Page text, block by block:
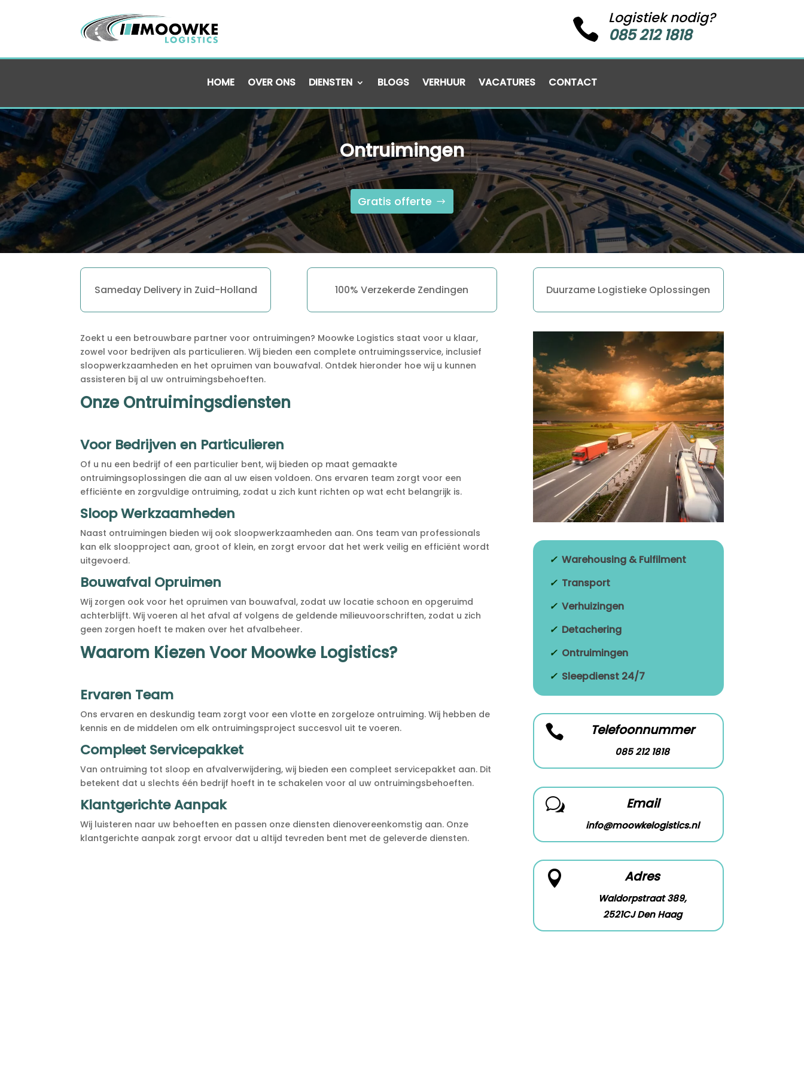
 Logistiek nodig?
085 212 1818
HOME OVER ONS DIENSTEN BLOGS VERHUUR VACATURES CONTACT
Ontruimingen
Gratis offerte
Sameday Delivery in Zuid-Holland 100% Verzekerde Zendingen Duurzame Logistieke Oplossingen
Zoekt u een betrouwbare partner voor ontruimingen? Moowke Logistics staat voor u klaar,
zowel voor bedrijven als particulieren. Wij bieden een complete ontruimingsservice, inclusief
sloopwerkzaamheden en het opruimen van bouwafval. Ontdek hieronder hoe wij u kunnen
assisteren bij al uw ontruimingsbehoeften.
Onze Ontruimingsdiensten
Voor Bedrijven en Particulieren
Of u nu een bedrijf of een particulier bent, wij bieden op maat gemaakte
ontruimingsoplossingen die aan al uw eisen voldoen. Ons ervaren team zorgt voor een
efficiënte en zorgvuldige ontruiming, zodat u zich kunt richten op wat echt belangrijk is.
Sloop Werkzaamheden
Naast ontruimingen bieden wij ook sloopwerkzaamheden aan. Ons team van professionals
kan elk sloopproject aan, groot of klein, en zorgt ervoor dat het werk veilig en efficiënt wordt
uitgevoerd.
Bouwafval Opruimen
Wij zorgen ook voor het opruimen van bouwafval, zodat uw locatie schoon en opgeruimd
achterblijft. Wij voeren al het afval af volgens de geldende milieuvoorschriften, zodat u zich
geen zorgen hoeft te maken over het afvalbeheer.
Waarom Kiezen Voor Moowke Logistics?
Ervaren Team
Ons ervaren en deskundig team zorgt voor een vlotte en zorgeloze ontruiming. Wij hebben de
kennis en de middelen om elk ontruimingsproject succesvol uit te voeren.
Compleet Servicepakket
Van ontruiming tot sloop en afvalverwijdering, wij bieden een compleet servicepakket aan. Dit
betekent dat u slechts één bedrijf hoeft in te schakelen voor al uw ontruimingsbehoeften.
Klantgerichte Aanpak
Wij luisteren naar uw behoeften en passen onze diensten dienovereenkomstig aan. Onze
klantgerichte aanpak zorgt ervoor dat u altijd tevreden bent met de geleverde diensten.
✓ Warehousing & Fulfilment
✓ Transport
✓ Verhuizingen
✓ Detachering
✓ Ontruimingen
✓ Sleepdienst 24/7
 Telefoonnummer
085 212 1818
w Email
info@moowkelogistics.nl
 Adres
Waldorpstraat 389,
2521CJ Den Haag